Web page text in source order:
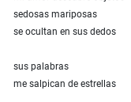
sedosas mariposas
se ocultan en sus dedos
sus palabras
me salpican de estrellas